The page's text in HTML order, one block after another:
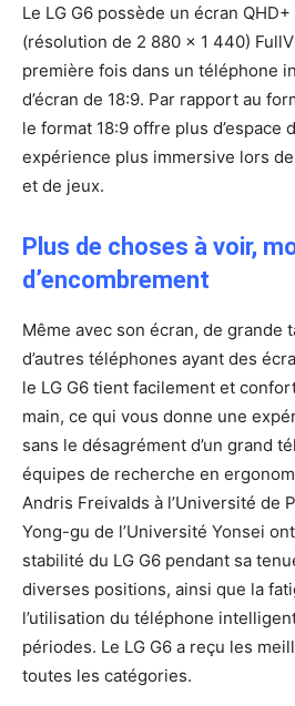
Le LG G6 possède un écran
(résolution de 2 880 x 1 440)
première fois dans un téléphone
d’écran de 18:9. Par rapport au
le format 18:9 offre plus d’espace
expérience plus immersive lors
et de jeux.
Plus de choses à voir,
d’encombrement
Même avec son écran, de grande
d’autres téléphones ayant des
le LG G6 tient facilement et
main, ce qui vous donne une
sans le désagrément d’un grand
équipes de recherche en
Andris Freivalds à l’Université de
Yong-gu de l’Université Yonsei
stabilité du LG G6 pendant sa
diverses positions, ainsi que la
l’utilisation du téléphone
périodes. Le LG G6 a reçu les
toutes les catégories.